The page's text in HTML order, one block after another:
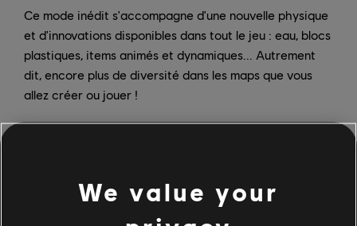
Ce mode inédit s'accompagne d'une nouvelle physique
et d'innovations disponibles dans tout le jeu : eau, blocs
plastiques, items animés et dynamiques... Autrement
dit, encore plus de diversité dans les maps que vous
allez créer ou jouer !
Pour finir, une autre fonctionnalité de choix nommée «
We value your